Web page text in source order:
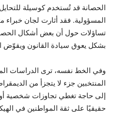
الحصانة قد تُستخدم كوسيلة
المسؤولية. فقد أثارت لجان خبراء
تساؤلات حول أن بعض أشكال
بشكل يعوق سيادة القانون ويقوّض
وفي الخط نفسه، ترى الدراسات
المنتخبين جزء لا يتجزأ من
إلى حاجة تغطي تجاوزات شخصية
حقيقيًا على ثقة المواطنين في